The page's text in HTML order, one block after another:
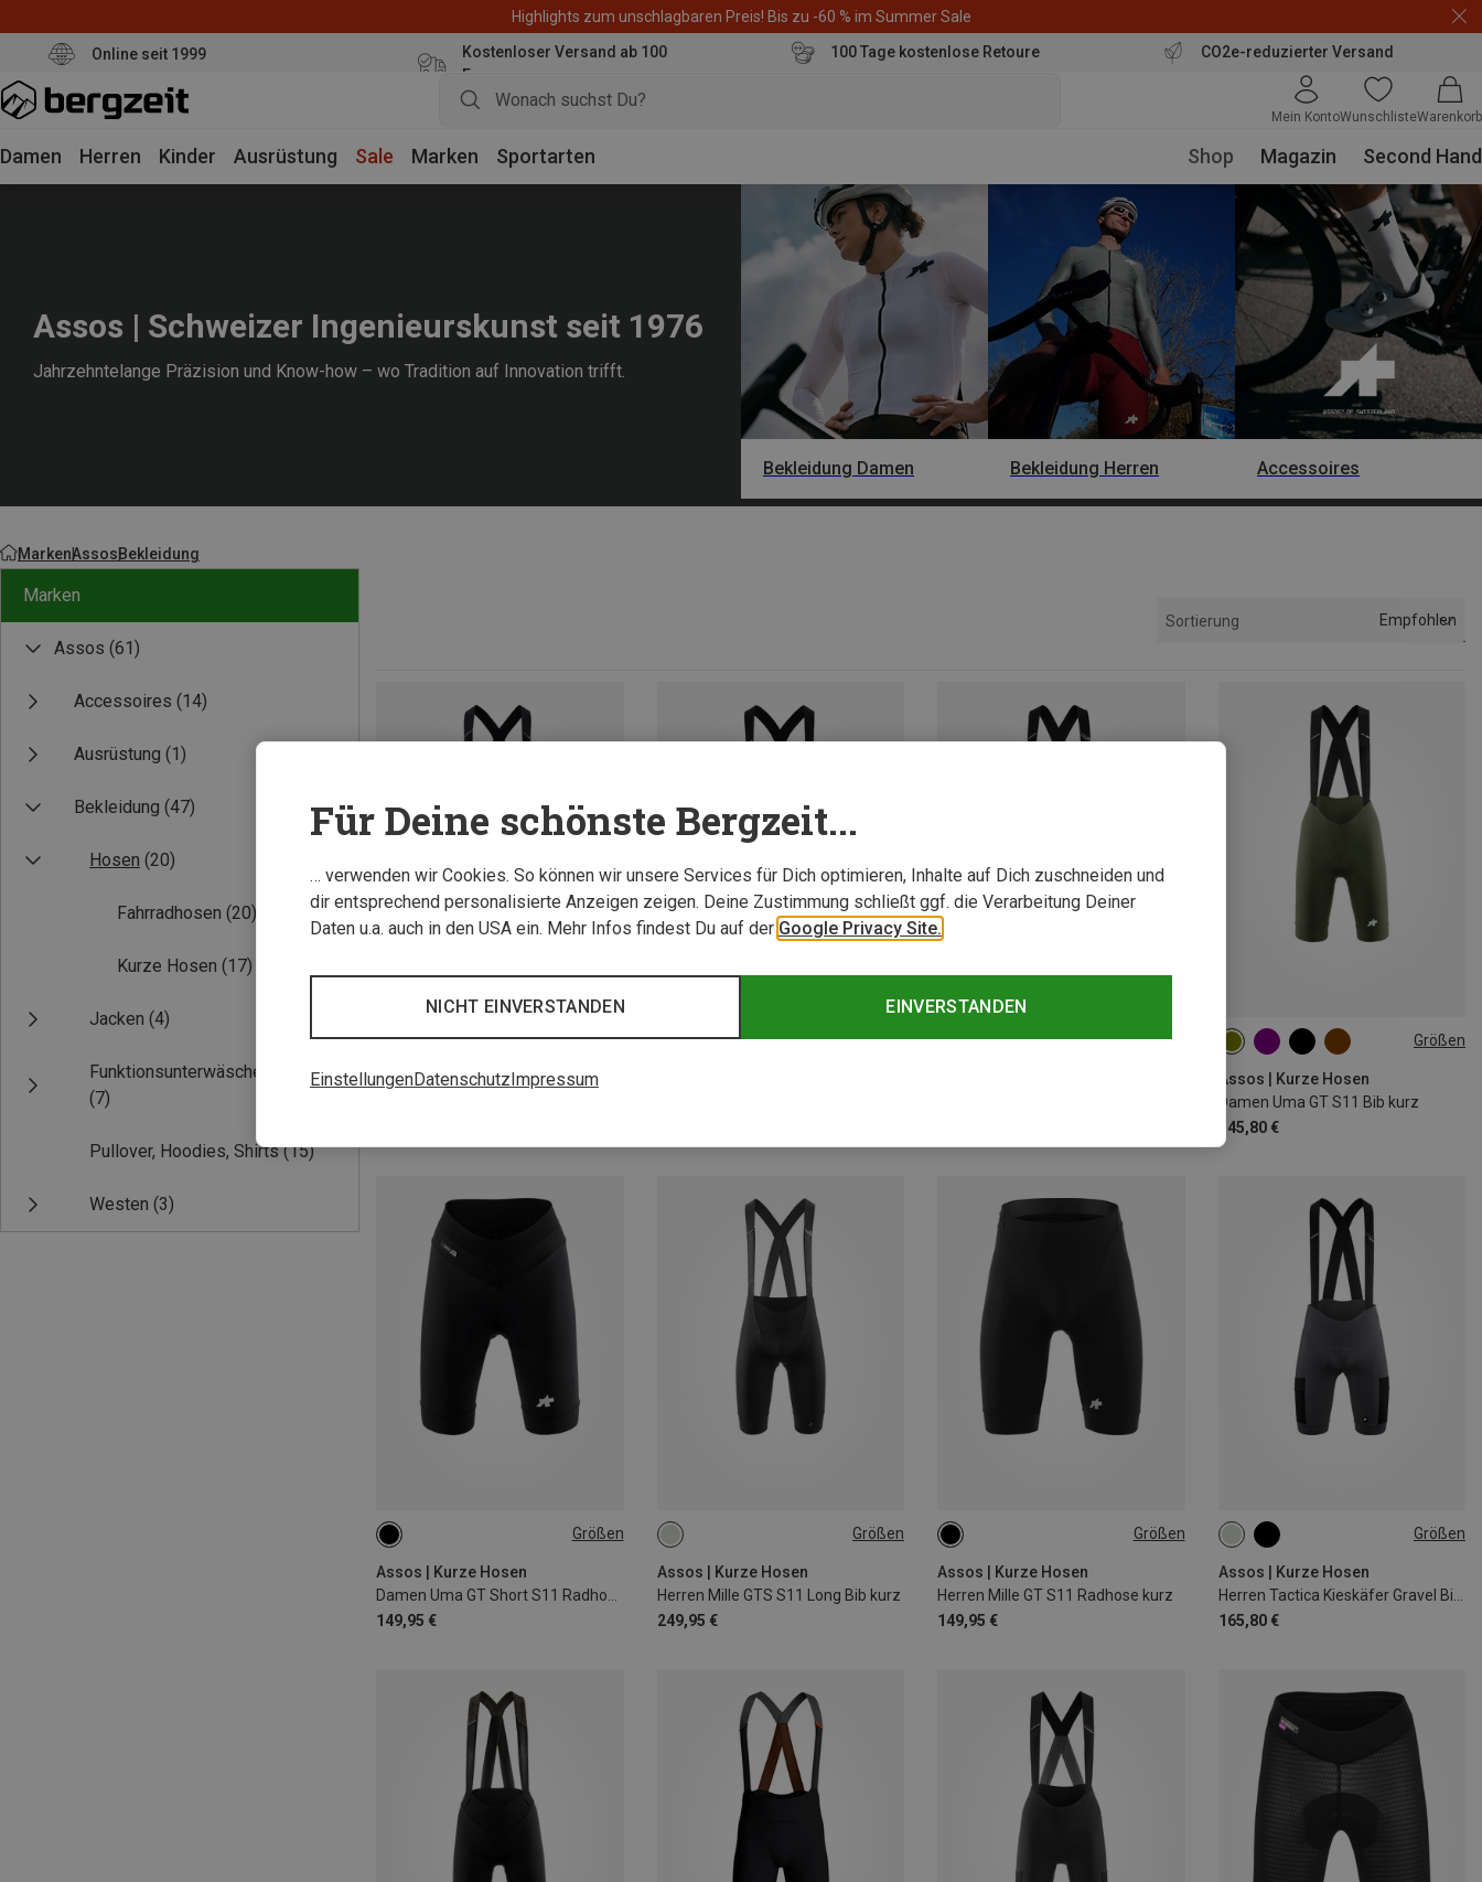
Highlights zum unschlagbaren Preis! Bis zu -60 % im Summer Sale
Online seit 1999
Kostenloser Versand ab 100
Euro
100 Tage kostenlose Retoure CO2e-reduzierter Versand
Mein KontoWunschlisteWarenkorb
Damen Herren Kinder Ausrüstung Sale Marken Sportarten Shop Magazin Second Hand
Assos | Schweizer Ingenieurskunst seit 1976
Jahrzehntelange Präzision und Know-how – wo Tradition auf Innovation trifft.
Bekleidung Damen Bekleidung Herren Accessoires
MarkenAssosBekleidung
Marken
Assos (61)
Accessoires (14)
Ausrüstung (1)
Bekleidung (47)
Hosen (20)
Fahrradhosen (20)
Kurze Hosen (17)
Jacken (4)
Funktionsunterwäsche
(7)
Pullover, Hoodies, Shirts (15)
Westen (3)
Sortierung Empfohlen
Größen
Assos | Kurze Hosen
Größen Größen
Assos | Kurze Hosen
Damen Uma GT S11 Bib kurz
145,80 €
XS M XXL
Größen
Assos | Kurze Hosen
149,95 €
XS XXL Größen
Assos | Kurze Hosen
Herren Mille GTS S11 Long Bib kurz
249,95 €
S Größen
Assos | Kurze Hosen
Herren Mille GT S11 Radhose kurz
149,95 €
S Größen
Assos | Kurze Hosen
165,80 €
S XXL
Für Deine schönste Bergzeit...
… verwenden wir Cookies. So können wir unsere Services für Dich optimieren, Inhalte auf Dich zuschneiden und
dir entsprechend personalisierte Anzeigen zeigen. Deine Zustimmung schließt ggf. die Verarbeitung Deiner
Daten u.a. auch in den USA ein. Mehr Infos findest Du auf der Google Privacy Site.
EINVERSTANDEN
NICHT EINVERSTANDEN
EinstellungenDatenschutzImpressum